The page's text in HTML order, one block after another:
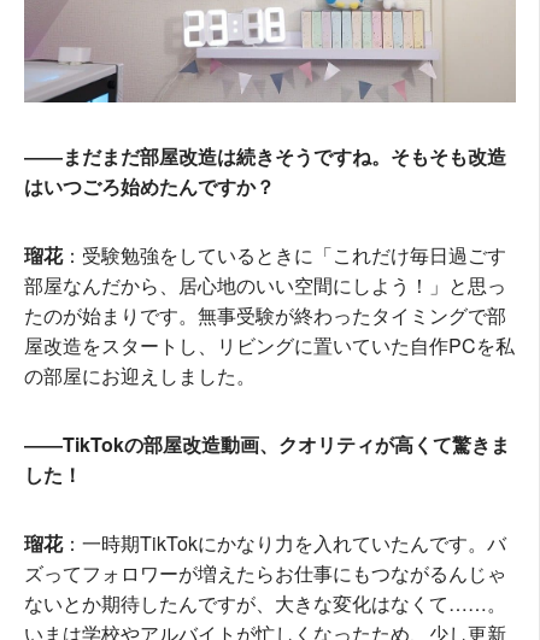
――まだまだ部屋改造は続きそうですね。そもそも改造
はいつごろ始めたんですか？
瑠花：受験勉強をしているときに「これだけ毎日過ごす
部屋なんだから、居心地のいい空間にしよう！」と思っ
たのが始まりです。無事受験が終わったタイミングで部
屋改造をスタートし、リビングに置いていた自作PCを私
の部屋にお迎えしました。
――TikTokの部屋改造動画、クオリティが高くて驚きま
した！
瑠花：一時期TikTokにかなり力を入れていたんです。バ
ズってフォロワーが増えたらお仕事にもつながるんじゃ
ないとか期待したんですが、大きな変化はなくて……。
いまは学校やアルバイトが忙しくなったため、少し更新